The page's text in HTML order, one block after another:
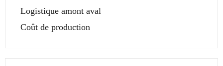
Logistique amont aval
Coût de production